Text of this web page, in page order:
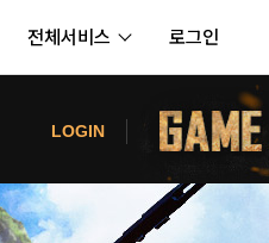
전체서비스 로그인
LOGIN